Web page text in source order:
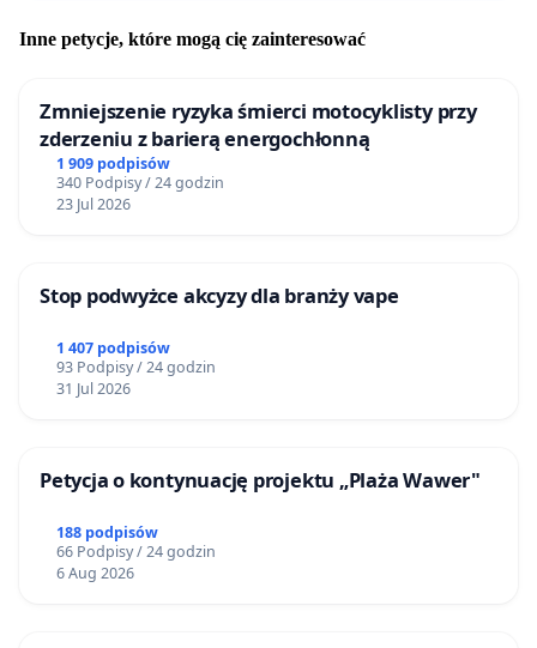
Inne petycje, które mogą cię zainteresować
Zmniejszenie ryzyka śmierci motocyklisty przy
zderzeniu z barierą energochłonną
1 909 podpisów
340 Podpisy / 24 godzin
23 Jul 2026
Stop podwyżce akcyzy dla branży vape
1 407 podpisów
93 Podpisy / 24 godzin
31 Jul 2026
Petycja o kontynuację projektu „Plaża Wawer"
188 podpisów
66 Podpisy / 24 godzin
6 Aug 2026